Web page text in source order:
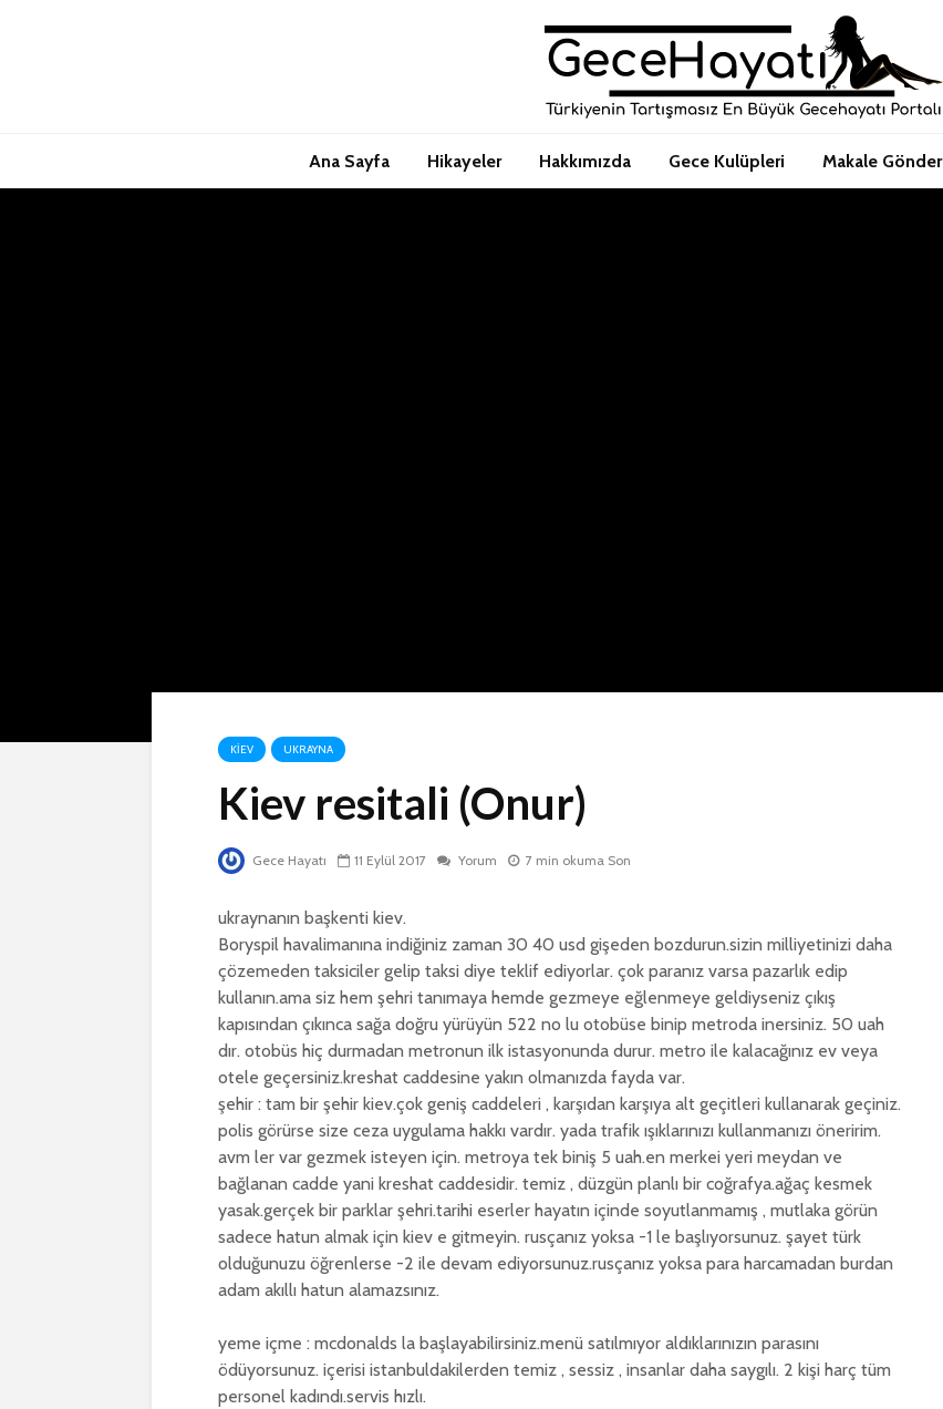
Ana Sayfa Hikayeler Hakkımızda Gece Kulüpleri Makale Gönder
KIEV UKRAYNA
Kiev resitali (Onur)
Gece Hayatı 11 Eylül 2017 Yorum 7 min okuma Son
ukraynanın başkenti kiev.
Boryspil havalimanına indiğiniz zaman 30 40 usd gişeden bozdurun.sizin milliyetinizi daha
çözemeden taksiciler gelip taksi diye teklif ediyorlar. çok paranız varsa pazarlık edip
kullanın.ama siz hem şehri tanımaya hemde gezmeye eğlenmeye geldiyseniz çıkış
kapısından çıkınca sağa doğru yürüyün 522 no lu otobüse binip metroda inersiniz. 50 uah
dır. otobüs hiç durmadan metronun ilk istasyonunda durur. metro ile kalacağınız ev veya
otele geçersiniz.kreshat caddesine yakın olmanızda fayda var.
şehir : tam bir şehir kiev.çok geniş caddeleri , karşıdan karşıya alt geçitleri kullanarak geçiniz.
polis görürse size ceza uygulama hakkı vardır. yada trafik ışıklarınızı kullanmanızı öneririm.
avm ler var gezmek isteyen için. metroya tek biniş 5 uah.en merkei yeri meydan ve
bağlanan cadde yani kreshat caddesidir. temiz , düzgün planlı bir coğrafya.ağaç kesmek
yasak.gerçek bir parklar şehri.tarihi eserler hayatın içinde soyutlanmamış , mutlaka görün
sadece hatun almak için kiev e gitmeyin. rusçanız yoksa -1 le başlıyorsunuz. şayet türk
olduğunuzu öğrenlerse -2 ile devam ediyorsunuz.rusçanız yoksa para harcamadan burdan
adam akıllı hatun alamazsınız.
yeme içme : mcdonalds la başlayabilirsiniz.menü satılmıyor aldıklarınızın parasını
ödüyorsunuz. içerisi istanbuldakilerden temiz , sessiz , insanlar daha saygılı. 2 kişi harç tüm
personel kadındı.servis hızlı.